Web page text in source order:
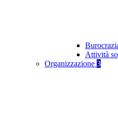
Attività
Organizzazione 3